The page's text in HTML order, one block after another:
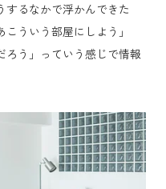
するなかで浮かんできた
ういう部屋にしよう」
ろう」っていう感じで情報